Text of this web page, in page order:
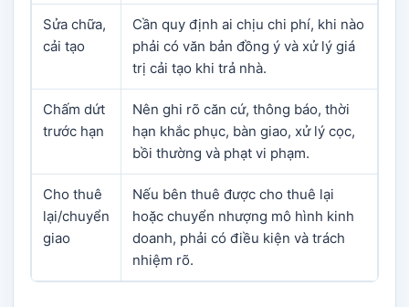
Sửa chữa,
cải tạo
Cần quy định ai chịu chi phí, khi nào
phải có văn bản đồng ý và xử lý giá
trị cải tạo khi trả nhà.
Chấm dứt
trước hạn
Nên ghi rõ căn cứ, thông báo, thời
hạn khắc phục, bàn giao, xử lý cọc,
bồi thường và phạt vi phạm.
Cho thuê
lại/chuyển
giao
Nếu bên thuê được cho thuê lại
hoặc chuyển nhượng mô hình kinh
doanh, phải có điều kiện và trách
nhiệm rõ.